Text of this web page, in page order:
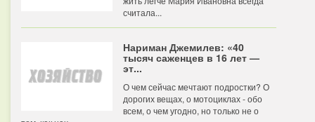
считала...
Нариман Джемилев: «40
тысяч саженцев в 16 лет —
эт...
О чем сейчас мечтают подростки? О
дорогих вещах, о мотоциклах - обо
всем, о чем угодно, но только не о